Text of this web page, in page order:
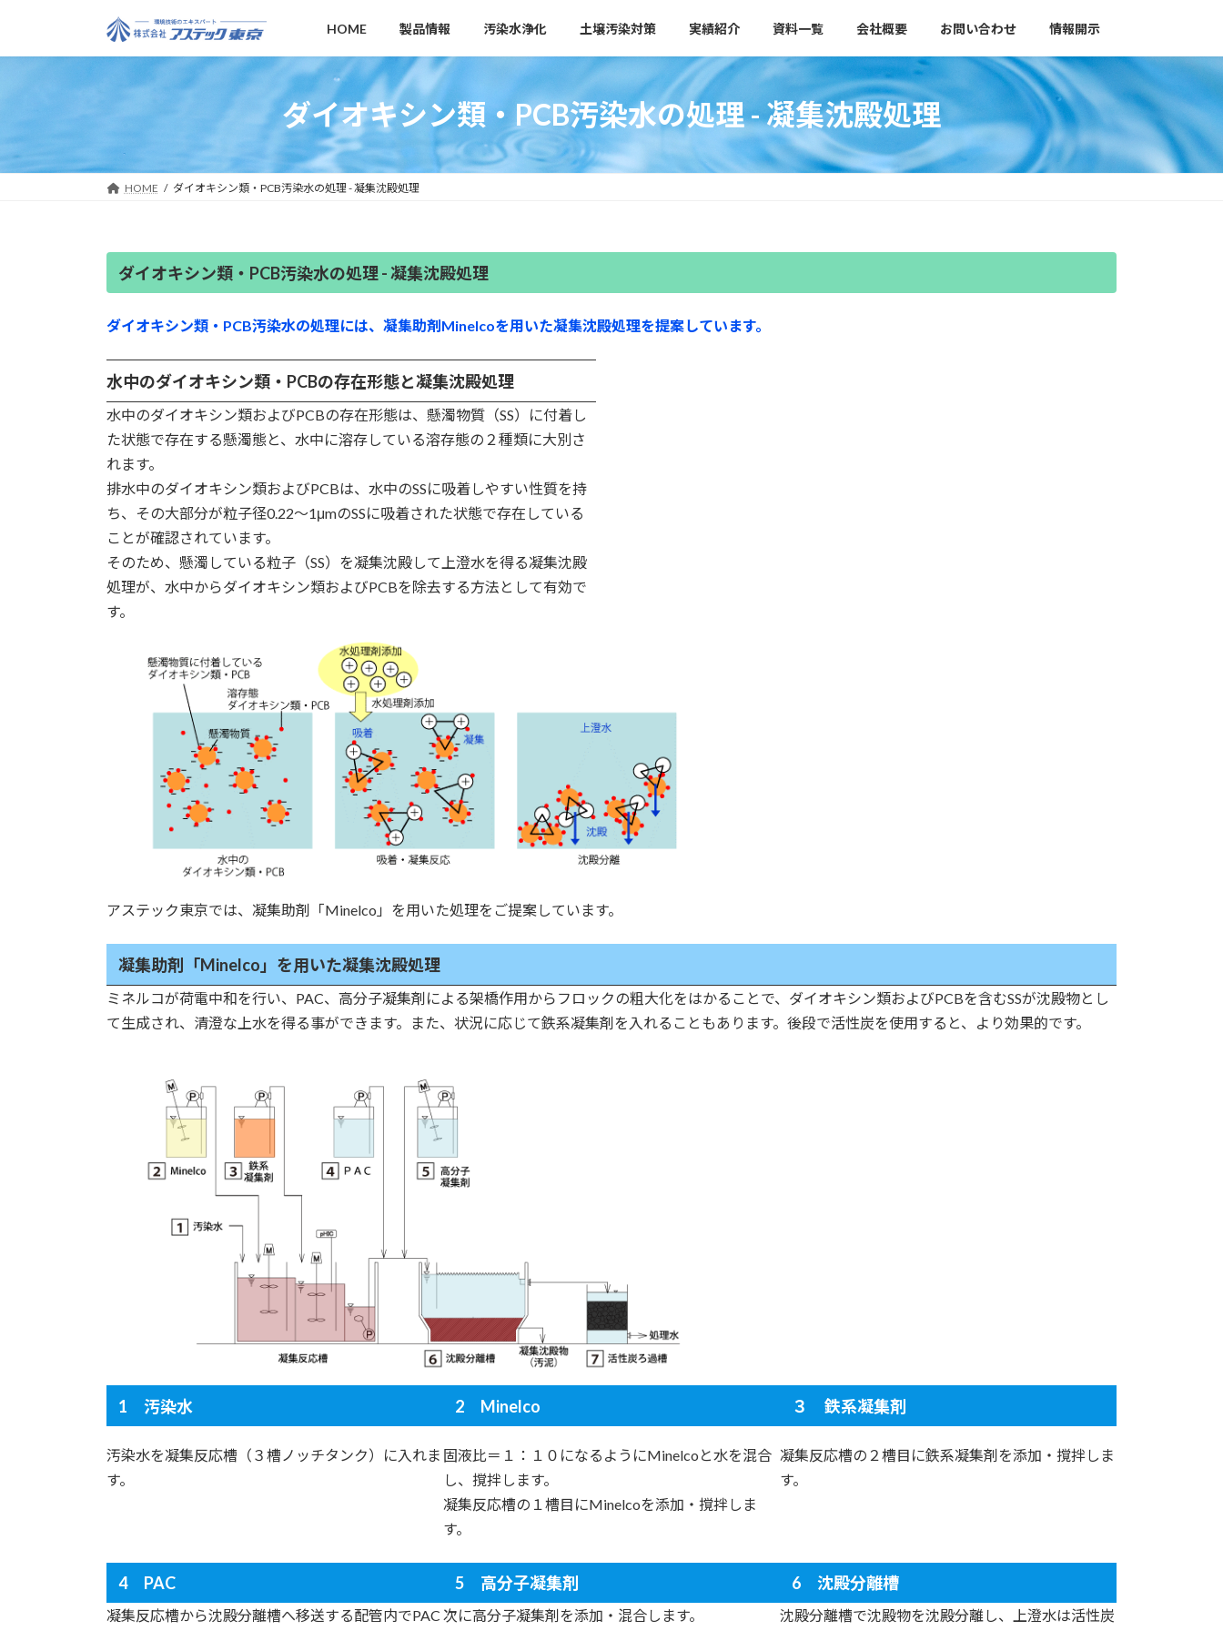
テ
ス
ゲ
ン
HOME 製品情報 汚染水浄化 土壌汚染対策 実績紹介 資料一覧 会社概要 お問い合わせ 情報開示
ダイオキシン類・PCB汚染水の処理 - 凝集沈殿処理
HOME ダイオキシン類・PCB汚染水の処理 - 凝集沈殿処理
ダイオキシン類・PCB汚染水の処理 - 凝集沈殿処理
ダイオキシン類・PCB汚染水の処理には、凝集助剤Minelcoを用いた凝集沈殿処理を提案しています。
水中のダイオキシン類・PCBの存在形態と凝集沈殿処理
水中のダイオキシン類およびPCBの存在形態は、懸濁物質（SS）に付着し
た状態で存在する懸濁態と、水中に溶存している溶存態の２種類に大別さ
れます。
排水中のダイオキシン類およびPCBは、水中のSSに吸着しやすい性質を持
ち、その大部分が粒子径0.22～1μmのSSに吸着された状態で存在している
ことが確認されています。
そのため、懸濁している粒子（SS）を凝集沈殿して上澄水を得る凝集沈殿
処理が、水中からダイオキシン類およびPCBを除去する方法として有効で
す。
アステック東京では、凝集助剤「Minelco」を用いた処理をご提案しています。
凝集助剤「Minelco」を用いた凝集沈殿処理
ミネルコが荷電中和を行い、PAC、高分子凝集剤による架橋作用からフロックの粗大化をはかることで、ダイオキシン類およびPCBを含むSSが沈殿物とし
て生成され、清澄な上水を得る事ができます。また、状況に応じて鉄系凝集剤を入れることもあります。後段で活性炭を使用すると、より効果的です。
1 汚染水 2 Minelco ３ 鉄系凝集剤
汚染水を凝集反応槽（３槽ノッチタンク）に入れま
す。
固液比＝１：１０になるようにMinelcoと水を混合
し、撹拌します。
凝集反応槽の１槽目にMinelcoを添加・撹拌しま
す。
凝集反応槽の２槽目に鉄系凝集剤を添加・撹拌しま
す。
4 PAC 5 高分子凝集剤 6 沈殿分離槽
凝集反応槽から沈殿分離槽へ移送する配管内でPAC 次に高分子凝集剤を添加・混合します。
沈殿分離槽で沈殿物を沈殿分離し、上澄水は活性炭